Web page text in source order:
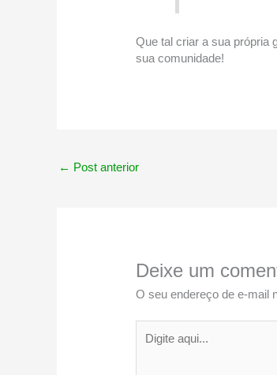
Que tal criar a sua própria
sua comunidade!
← Post anterior
Deixe um
O seu endereço de e-mail
aqui...